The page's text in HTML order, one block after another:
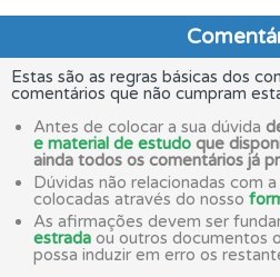
Estas são as regras básicas dos
comentários que não cumpram
Antes de colocar a sua dúvida
e material de estudo que
ainda todos os comentários já
Dúvidas não relacionadas com
colocadas através do nosso
As afirmações devem ser
estrada ou outros documentos
possa induzir em erro os